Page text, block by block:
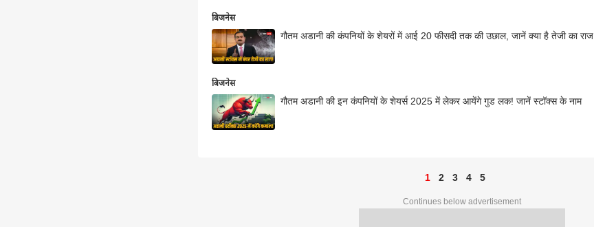
बिजनेस
गौतम अडानी की कंपनियों के शेयरों में आई 20 फीसदी तक की उछाल, जानें क्या है तेजी का राज
बिजनेस
गौतम अडानी की इन कंपनियों के शेयर्स 2025 में लेकर आयेंगे गुड लक! जानें स्टॉक्स के नाम
1 2 3 4 5
Continues below advertisement